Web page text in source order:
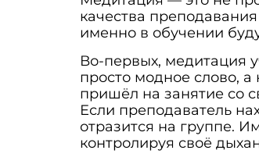
качества
именно в обучении
Во-первых, медитация
просто модное слово,
пришёл на занятие со
Если преподаватель
отразится на группе.
контролируя своё